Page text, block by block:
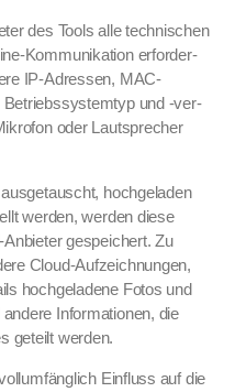
des Tools alle tech­nis­chen
Kom­mu­nika­tion erforder­
IP-Adressen, MAC-
und ‑ver­
oder Laut­sprech­er
hochge­laden
wer­den, wer­den diese
gespe­ichert. Zu
Cloud-Aufze­ich­nun­gen,
hochge­ladene Fotos und
Infor­ma­tio­nen, die
geteilt wer­den.
Ein­fluss auf die